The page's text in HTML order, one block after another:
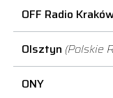
OFF Radio
Olsztyn (Polskie
ONY